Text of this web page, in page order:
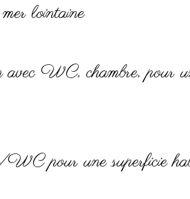
lointaine
avec WC, chambre, pour
WC pour une superficie